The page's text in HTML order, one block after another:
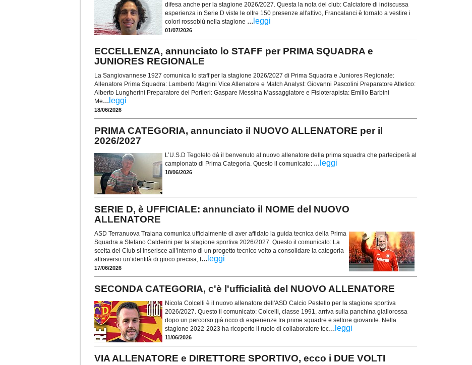
difesa anche per la stagione 2026/2027. Questa la nota del club: Calciatore di indiscussa
esperienza in Serie D viste le oltre 150 presenze all'attivo, Francalanci è tornato a vestire i
colori rossoblù nella stagione ... leggi
01/07/2026
ECCELLENZA, annunciato lo STAFF per PRIMA SQUADRA e
JUNIORES REGIONALE
La Sangiovannese 1927 comunica lo staff per la stagione 2026/2027 di Prima Squadra e Juniores Regionale:
Allenatore Prima Squadra: Lamberto Magrini Vice Allenatore e Match Analyst: Giovanni Pascolini Preparatore Atletico:
Alberto Lungherini Preparatore dei Portieri: Gaspare Messina Massaggiatore e Fisioterapista: Emilio Barbini
Me... leggi
18/06/2026
PRIMA CATEGORIA, annunciato il NUOVO ALLENATORE per il
2026/2027
L’U.S.D Tegoleto dà il benvenuto al nuovo allenatore della prima squadra che parteciperà al
campionato di Prima Categoria. Questo il comunicato: ... leggi
18/06/2026
SERIE D, è UFFICIALE: annunciato il NOME del NUOVO
ALLENATORE
ASD Terranuova Traiana comunica ufficialmente di aver affidato la guida tecnica della Prima
Squadra a Stefano Calderini per la stagione sportiva 2026/2027. Questo il comunicato: La
scelta del Club si inserisce all’interno di un progetto tecnico volto a consolidare la categoria
attraverso un’identità di gioco precisa, f... leggi
17/06/2026
SECONDA CATEGORIA, c'è l'ufficialità del NUOVO ALLENATORE
Nicola Colcelli è il nuovo allenatore dell'ASD Calcio Pestello per la stagione sportiva
2026/2027. Questo il comunicato: Colcelli, classe 1991, arriva sulla panchina giallorossa
dopo un percorso già ricco di esperienze tra prime squadre e settore giovanile. Nella
stagione 2022-2023 ha ricoperto il ruolo di collaboratore tec... leggi
11/06/2026
VIA ALLENATORE e DIRETTORE SPORTIVO, ecco i DUE VOLTI